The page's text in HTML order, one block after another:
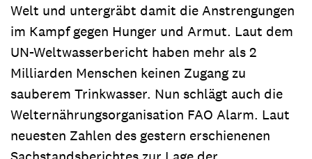
Welt und untergräbt damit die Anstrengungen
im Kampf gegen Hunger und Armut. Laut dem
UN-Weltwasserbericht haben mehr als 2
Milliarden Menschen keinen Zugang zu
sauberem Trinkwasser. Nun schlägt auch die
Welternährungsorganisation FAO Alarm. Laut
neuesten Zahlen des gestern erschienenen